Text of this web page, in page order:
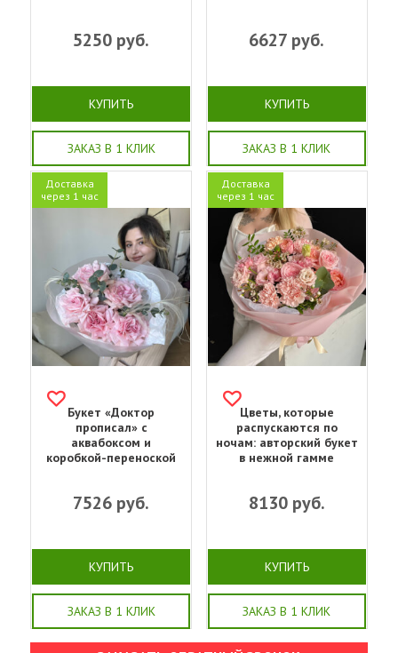
5250 руб.
КУПИТЬ
ЗАКАЗ В 1 КЛИК
6627 руб.
КУПИТЬ
ЗАКАЗ В 1 КЛИК
Доставка
через 1 час
Букет «‎Доктор
прописал»‎ с
аквабоксом и
коробкой-переноской
7526 руб.
КУПИТЬ
ЗАКАЗ В 1 КЛИК
Доставка
через 1 час
Цветы, которые
распускаются по
ночам: авторский букет
в нежной гамме
8130руб.
КУПИТЬ
ЗАКАЗ В 1 КЛИК